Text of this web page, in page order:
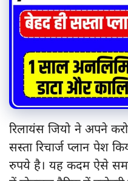
रिलायंस जियो ने अपने
सस्ता रिचार्ज प्लान पेश
रुपये है। यह कदम ऐसे